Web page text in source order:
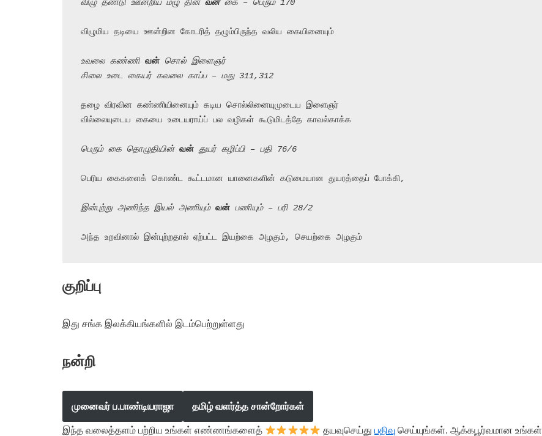
விழு தண்டு ஊன்றிய மழு தின் வன் கை – பெரும் 170
விழுமிய தடியை ஊன்றின கோடரித் தழும்பிருந்த வலிய கையினையும்
உவலை கண்ணி வன் சொல் இளைஞர்
சிலை உடை கையர் கவலை காப்ப – மது 311,312
தழை விரவின கண்ணியினையும் கடிய சொல்லினையுமுடைய இளைஞர்
வில்லையுடைய கையை உடையராய்ப் பல வழிகள் கூடுமிடத்தே காவல்காக்க
பெரும் கை தொழுதியின் வன் துயர் கழிப்பி – பதி 76/6
பெரிய கைகளைக் கொண்ட கூட்டமான யானைகளின் கடுமையான துயரத்தைப் போக்கி,
இன்புற்று அணிந்த இயல் அணியும் வன் பணியும் – பரி 28/2
அந்த உறவினால் இன்புற்றதால் ஏற்பட்ட இயற்கை அழகும், செயற்கை அழகும்
குறிப்பு
இது சங்க இலக்கியங்களில் இடம்பெற்றுள்ளது
நன்றி
முனைவர் ப.பாண்டியராஜா தமிழ் வளர்த்த சான்றோர்கள்
இந்த வலைத்தளம் பற்றிய உங்கள் எண்ணங்களைத் தயவுசெய்துபதிவு செய்யுங்கள். ஆக்கபூர்வமான உங்கள்